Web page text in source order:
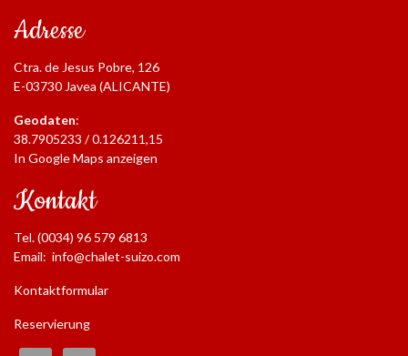
Adresse
Ctra. de Jesus Pobre, 126
E-03730 Javea (ALICANTE)
Geodaten:
38.7905233 / 0.126211,15
In Google Maps anzeigen
Kontakt
Tel. (0034) 96 579 6813
Email: info@chalet-suizo.com
Kontaktformular
Reservierung